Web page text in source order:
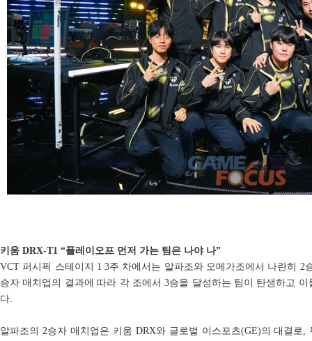
키움 DRX-T1 “플레이오프 먼저 가는 팀은 나야 나”
VCT 퍼시픽 스테이지 1 3주 차에서는 알파조와 오메가조에서 나란히 2
승자 매치업의 결과에 따라 각 조에서 3승을 달성하는 팀이 탄생하고
다.
알파조의 2승자 매치업은 키움 DRX와 글로벌 이스포츠(GE)의 대결로